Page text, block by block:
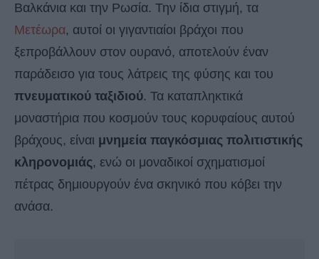
Βαλκάνια και την Ρωσία. Την ίδια στιγμή, τα
Μετέωρα, αυτοί οι γιγαντιαίοι βράχοι που
ξεπροβάλλουν στον ουρανό, αποτελούν έναν
παράδεισο για τους λάτρεις της φύσης και του
πνευματικού ταξιδιού. Τα καταπληκτικά
μοναστήρια που κοσμούν τους κορυφαίους αυτού
βράχους, είναι μνημεία παγκόσμιας πολιτιστικής
κληρονομιάς, ενώ οι μοναδικοί σχηματισμοί
πέτρας δημιουργούν ένα σκηνικό που κόβει την
ανάσα.